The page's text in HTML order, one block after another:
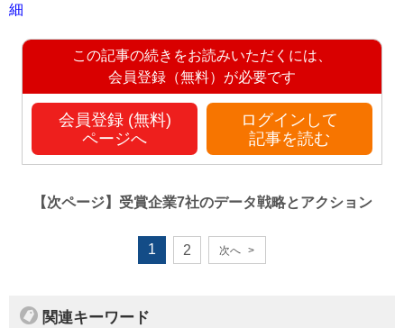
細
この記事の続きをお読みいただくには、
会員登録（無料）が必要です
会員登録 (無料)
ページへ
ログインして
記事を読む
【次ページ】 受賞企業7社のデータ戦略とアクション
1 2 次へ >
関連キーワード